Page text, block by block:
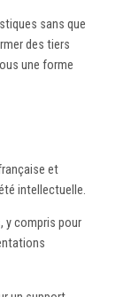
sans que
des tiers
une forme
et
intellectuelle.
y compris pour